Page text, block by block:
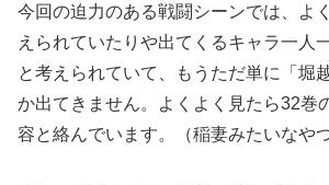
今回の迫力のある戦闘シーンでは、よ
えられていたりや出てくるキャラ一人
と考えられていて、もうただ単に「堀
か出てきません。よくよく見たら32巻
容と絡んでいます。（稲妻みたいなやつ